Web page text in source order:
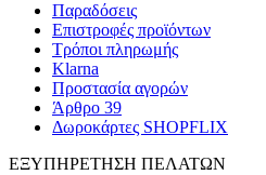
Παραδόσεις
Επιστροφές προϊόντων
Τρόποι πληρωμής
Klarna
Προστασία αγορών
Άρθρο 39
Δωροκάρτες SHOPFLIX
ΕΞΥΠΗΡΕΤΗΣΗ ΠΕΛΑΤΩΝ